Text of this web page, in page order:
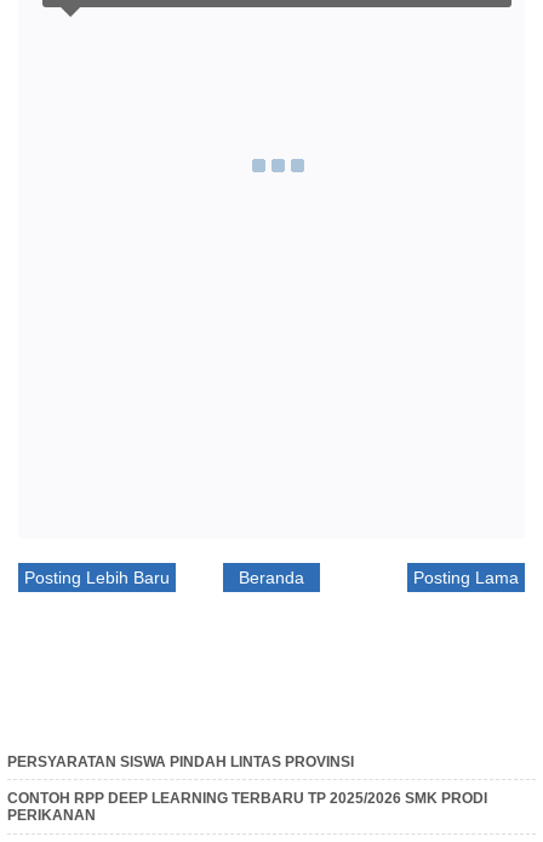
Posting Lebih Baru Posting Lama
Beranda
PERSYARATAN SISWA PINDAH LINTAS PROVINSI
CONTOH RPP DEEP LEARNING TERBARU TP 2025/2026 SMK PRODI
PERIKANAN